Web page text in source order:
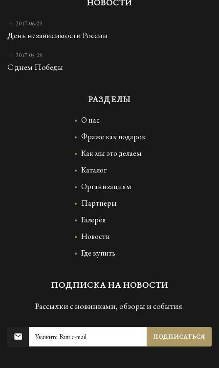
НОВОСТИ
2017-06-09
День независимости России
2017-05-08
С днем Победы
РАЗДЕЛЫ
О нас
Фраже как подарок
Как мы это делаем
Каталог
Организациям
Партнеры
Галерея
Новости
Где купить
ПОДПИСКА НА НОВОСТИ
Рассылки с новинками, обзоры и события.
ПОДПИСАТЬСЯ